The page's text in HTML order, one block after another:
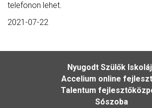
telefonon lehet.
2021-07-22
Nyugodt Szülők
Accelium online
Talentum
Sószoba